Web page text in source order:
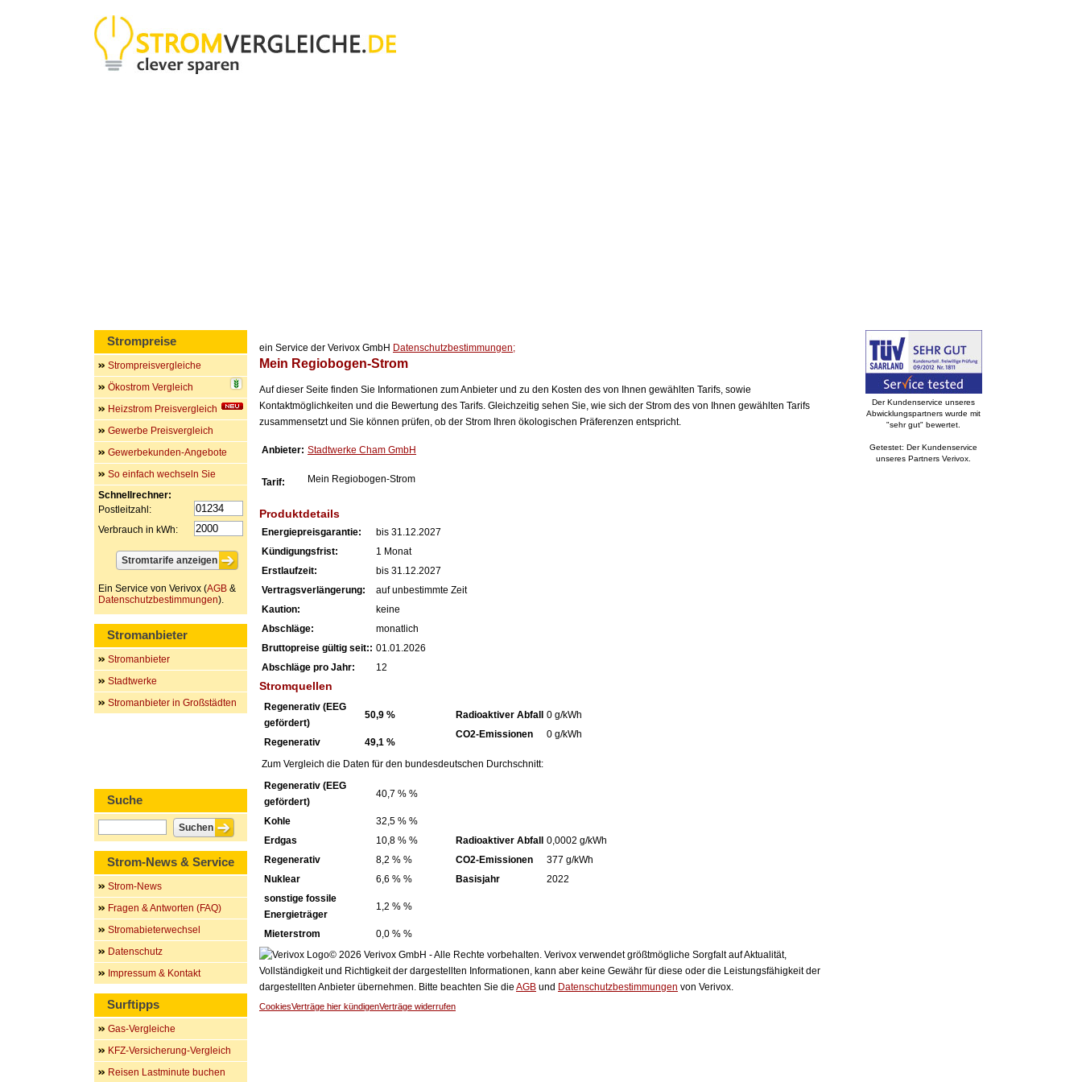
ein Service der Verivox GmbH Datenschutzbestimmungen;
Mein Regiobogen-Strom
Auf dieser Seite finden Sie Informationen zum Anbieter und zu den Kosten des von Ihnen gewählten Tarifs, sowie
Kontaktmöglichkeiten und die Bewertung des Tarifs. Gleichzeitig sehen Sie, wie sich der Strom des von Ihnen gewählten Tarifs
zusammensetzt und Sie können prüfen, ob der Strom Ihren ökologischen Präferenzen entspricht.
Anbieter: Stadtwerke Cham GmbH
Tarif: Mein Regiobogen-Strom
Produktdetails
Energiepreisgarantie:
bis 31.12.2027
Kündigungsfrist:
1 Monat
Erstlaufzeit:
bis 31.12.2027
Vertragsverlängerung:
auf unbestimmte Zeit
Kaution:
keine
Abschläge:
monatlich
Bruttopreise gültig seit:: 01.01.2026
Abschläge pro Jahr:
12
Stromquellen
Regenerativ (EEG
gefördert)
50,9 %
Regenerativ 49,1 %
Radioaktiver Abfall
0 g/kWh
CO2-Emissionen
0 g/kWh
Zum Vergleich die Daten für den bundesdeutschen Durchschnitt:
Regenerativ (EEG
gefördert)
40,7 % %
Kohle
32,5 % %
Erdgas
10,8 % %
Regenerativ
8,2 % %
Nuklear
6,6 % %
sonstige fossile
Energieträger
1,2 % %
Mieterstrom 0,0 % %
Radioaktiver Abfall
0,0002 g/kWh
CO2-Emissionen
377 g/kWh
Basisjahr
2022
© 2026 Verivox GmbH - Alle Rechte vorbehalten. Verivox verwendet größtmögliche Sorgfalt auf Aktualität,
Vollständigkeit und Richtigkeit der dargestellten Informationen, kann aber keine Gewähr für diese oder die Leistungsfähigkeit der
dargestellten Anbieter übernehmen. Bitte beachten Sie die AGB und Datenschutzbestimmungen von Verivox.
CookiesVerträge hier kündigenVerträge widerrufen
Strompreise
Strompreisvergleiche
Ökostrom Vergleich
Heizstrom Preisvergleich
Gewerbe Preisvergleich
Gewerbekunden-Angebote
So einfach wechseln Sie
Schnellrechner:
Postleitzahl:
Verbrauch in kWh:
Ein Service von Verivox (AGB &
Datenschutzbestimmungen).
Stromanbieter
Stromanbieter
Stadtwerke
Stromanbieter in Großstädten
Suche
Strom-News & Service
Strom-News
Fragen & Antworten (FAQ)
Stromabieterwechsel
Datenschutz
Impressum & Kontakt
Surftipps
Gas-Vergleiche
KFZ-Versicherung-Vergleich
Reisen Lastminute buchen
Der Kundenservice unseres
Abwicklungspartners wurde mit
"sehr gut" bewertet.
Getestet: Der Kundenservice
unseres Partners Verivox.